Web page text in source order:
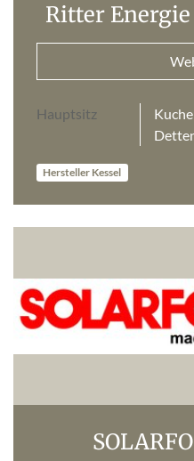
Ritter Energie
Hauptsitz
Hersteller Kessel